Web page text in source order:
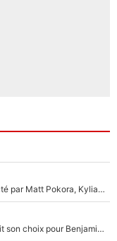
De l'équipe de France à The Voice Kids : Contacté par Matt Pokora, Kylian Mbappé a accepté de jouer un rôle inédit sur TF1 !
La Liga sur beIN Sports c’est terminé, DAZN a fait son choix pour Benjamin Da Silva et Omar Da Fonseca !